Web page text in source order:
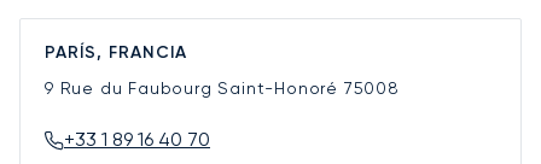
PARÍS, FRANCIA
9 Rue du Faubourg Saint-Honoré 75008
+33 1 89 16 40 70